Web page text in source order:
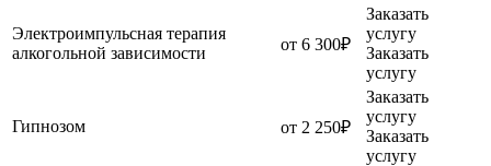
Электроимпульсная терапия
алкогольной зависимости
от 6 300₽
Заказать
услугу
Заказать
услугу
Гипнозом от 2 250₽
Заказать
услугу
Заказать
услугу